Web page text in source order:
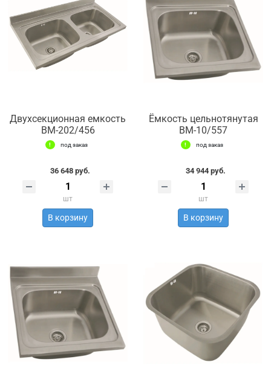
Двухсекционная емкость
ВМ-202/456
под заказ
36 648 руб.
шт
В корзину
Ёмкость цельнотянутая
ВМ-10/557
под заказ
34 944 руб.
шт
В корзину